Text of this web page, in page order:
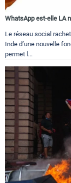
WhatsApp est-elle LA
Le réseau social
Inde d’une nouvelle
permet l...